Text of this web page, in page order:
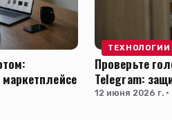
ТЕХНОЛОГИИ
Проверьте
Telegram:
12 июня 2026 г. ·